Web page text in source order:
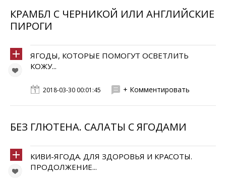
КРАМБЛ С ЧЕРНИКОЙ ИЛИ АНГЛИЙСКИЕ
ПИРОГИ
ЯГОДЫ, КОТОРЫЕ ПОМОГУТ ОСВЕТЛИТЬ
КОЖУ...
2018-03-30 00:01:45 + Комментировать
БЕЗ ГЛЮТЕНА. САЛАТЫ С ЯГОДАМИ
КИВИ-ЯГОДА. ДЛЯ ЗДОРОВЬЯ И КРАСОТЫ.
ПРОДОЛЖЕНИЕ...